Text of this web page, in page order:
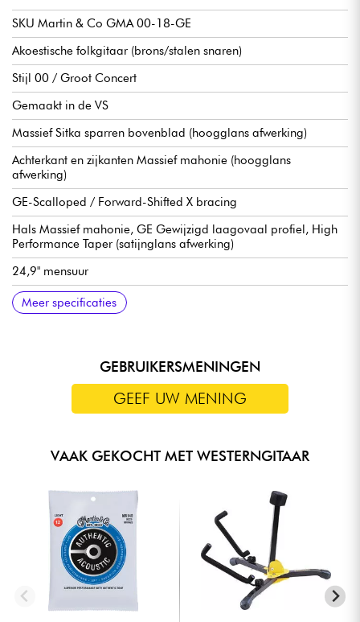
SKU Martin & Co GMA 00-18-GE
Akoestische folkgitaar (brons/stalen snaren)
Stijl 00 / Groot Concert
Gemaakt in de VS
Massief Sitka sparren bovenblad (hoogglans afwerking)
Achterkant en zijkanten Massief mahonie (hoogglans
afwerking)
GE-Scalloped / Forward-Shifted X bracing
Hals Massief mahonie, GE Gewijzigd laagovaal profiel, High
Performance Taper (satijnglans afwerking)
24,9" mensuur
Massief ebben toets, 20x frettype Small (true pleed)
Fingerboard radius 16
Halsbreedte 1e fret 1.69" - 4.29 cm
Halsbreedte 12e fret 5,41 cm
Brug Massief ebbenhout, buik stijl
Gecompenseerd brug, been
Martin Nikkel Open Stemmechanieken met Butterbean
knoppen
Verkocht met Martin gevormde koffer
Meer specificaties
GEBRUIKERSMENINGEN
GEEF UW MENING
VAAK GEKOCHT MET WESTERNGITAAR